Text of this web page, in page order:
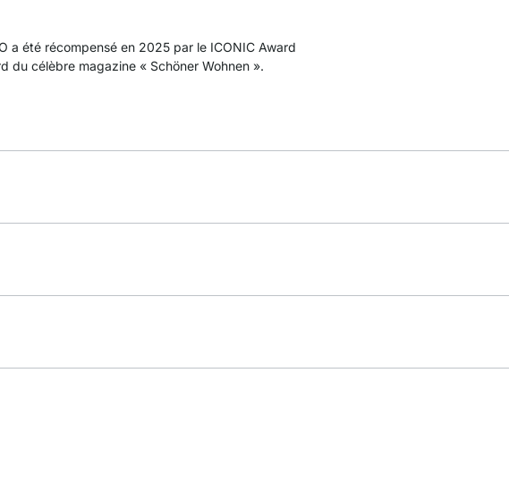
a été récompensé en 2025 par le ICONIC Award
du célèbre magazine « Schöner Wohnen ».